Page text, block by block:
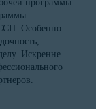
программы
Особенно
Искренне